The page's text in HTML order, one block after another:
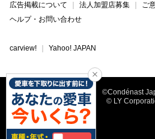
広告掲載について
法人加盟店募集
ご
ヘルプ・お問い合わせ
carview! Yahoo! JAPAN
©Condénast
© LY